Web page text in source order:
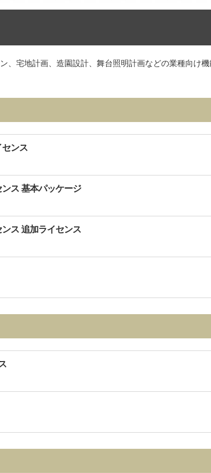
宅地計画、造園設計、舞台照明計画などの業種向け
ンス
ス 基本パッケージ
ス 追加ライセンス